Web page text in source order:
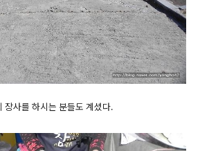
장사를 하시는 분들도 계셨다.